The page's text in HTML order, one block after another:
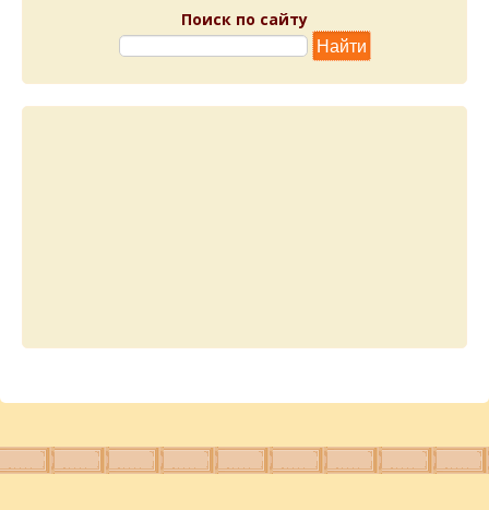
Поиск по сайту